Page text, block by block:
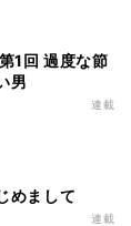
1回 過度な節
男
連載
めまして
連載